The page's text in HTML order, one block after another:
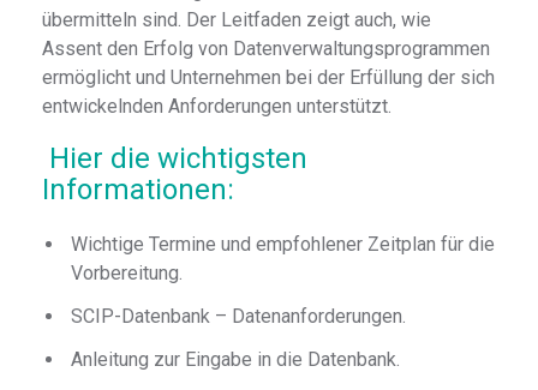
übermitteln sind. Der Leitfaden zeigt auch, wie
Assent den Erfolg von Datenverwaltungsprogrammen
ermöglicht und Unternehmen bei der Erfüllung der sich
entwickelnden Anforderungen unterstützt.
Hier die wichtigsten
Informationen:
Wichtige Termine und empfohlener Zeitplan für die
Vorbereitung.
SCIP-Datenbank – Datenanforderungen.
Anleitung zur Eingabe in die Datenbank.